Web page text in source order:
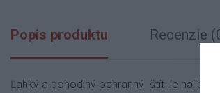
Popis produktu Recenzie
Ľahký a pohodlný ochranný štít je